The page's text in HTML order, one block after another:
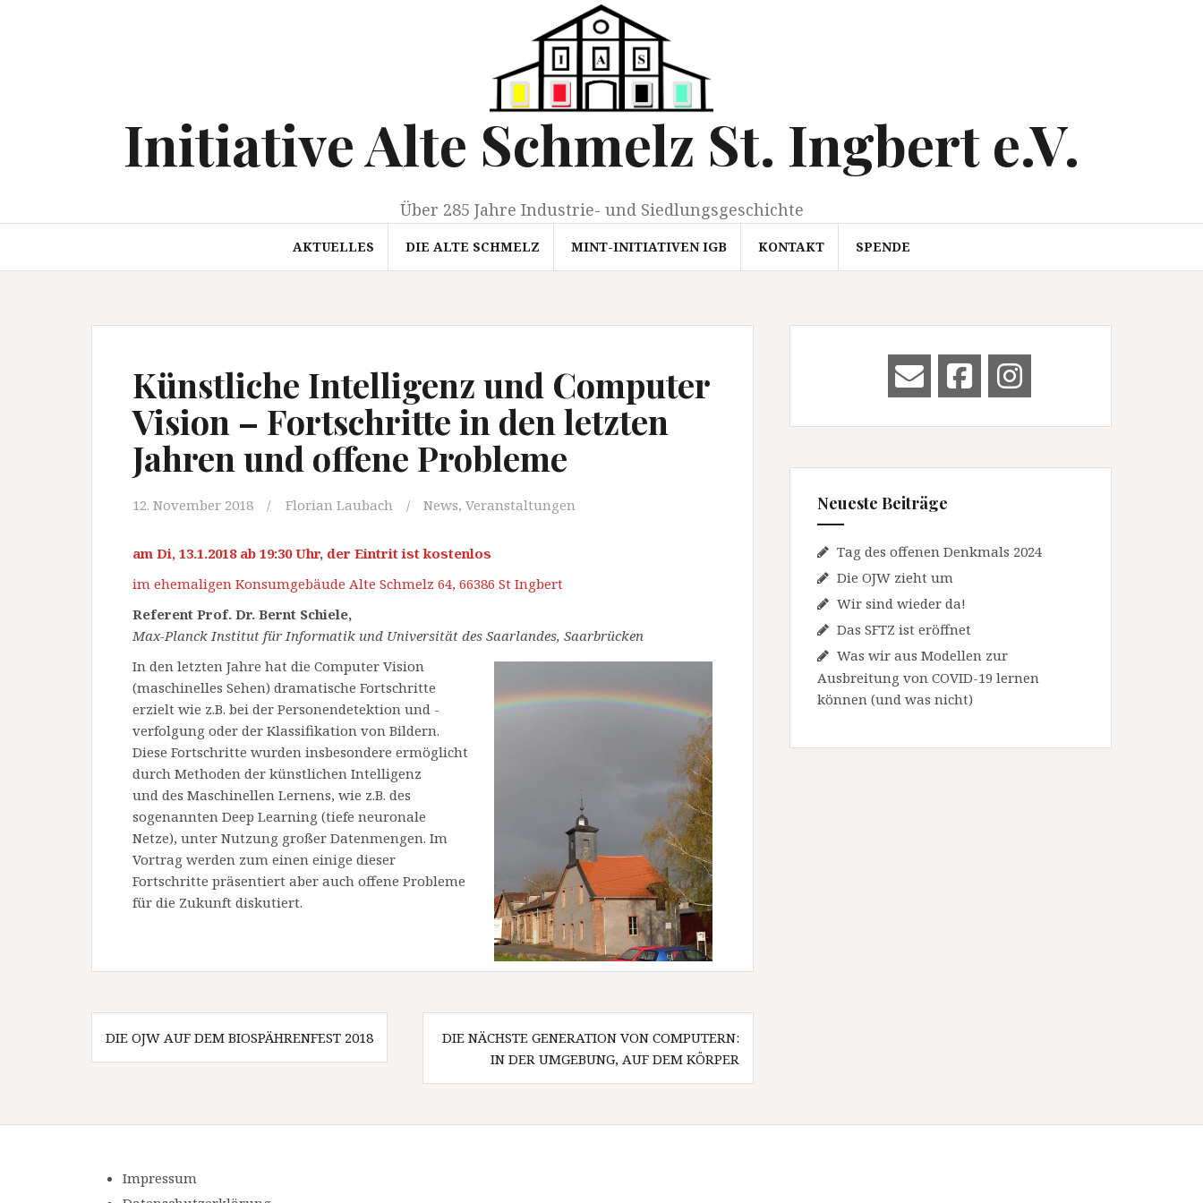
Initiative Alte Schmelz St. Ingbert e.V.
Über 285 Jahre Industrie- und Siedlungsgeschichte
AKTUELLES DIE ALTE SCHMELZ MINT-INITIATIVEN IGB KONTAKT SPENDE
Künstliche Intelligenz und Computer
Vision – Fortschritte in den letzten
Jahren und offene Probleme
12. November 2018 Florian Laubach News, Veranstaltungen
am Di, 13.1.2018 ab 19:30 Uhr, der Eintrit ist kostenlos
im ehemaligen Konsumgebäude Alte Schmelz 64, 66386 St Ingbert
Referent Prof. Dr. Bernt Schiele,
Max-Planck Institut für Informatik und Universität des Saarlandes, Saarbrücken
In den letzten Jahre hat die Computer Vision
(maschinelles Sehen) dramatische Fortschritte
erzielt wie z.B. bei der Personendetektion und -
verfolgung oder der Klassifikation von Bildern.
Diese Fortschritte wurden insbesondere ermöglicht
durch Methoden der künstlichen Intelligenz
und des Maschinellen Lernens, wie z.B. des
sogenannten Deep Learning (tiefe neuronale
Netze), unter Nutzung großer Datenmengen. Im
Vortrag werden zum einen einige dieser
Fortschritte präsentiert aber auch offene Probleme
für die Zukunft diskutiert.
Beitragsnavigation
DIE OJW AUF DEM BIOSPÄHRENFEST 2018
DIE NÄCHSTE GENERATION VON COMPUTERN:
IN DER UMGEBUNG, AUF DEM KÖRPER
Neueste Beiträge
Tag des offenen Denkmals 2024
Die OJW zieht um
Wir sind wieder da!
Das SFTZ ist eröffnet
Was wir aus Modellen zur
Ausbreitung von COVID-19 lernen
können (und was nicht)
Impressum